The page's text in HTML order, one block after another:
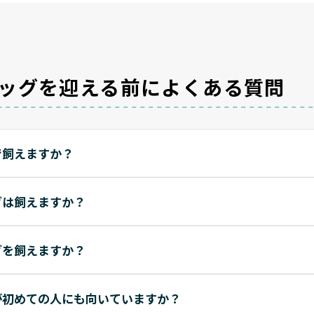
グを迎える前によくある質問
えますか？
飼えますか？
飼えますか？
めての人にも向いていますか？